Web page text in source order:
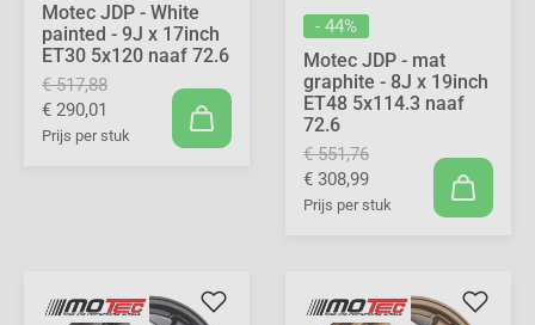
Motec JDP - White
painted - 9J x 17inch
ET30 5x120 naaf 72.6
€ 517,88
€ 290,01
Prijs per stuk
- 44%
Motec JDP - mat
graphite - 8J x 19inch
ET48 5x114.3 naaf
72.6
€ 551,76
€ 308,99
Prijs per stuk